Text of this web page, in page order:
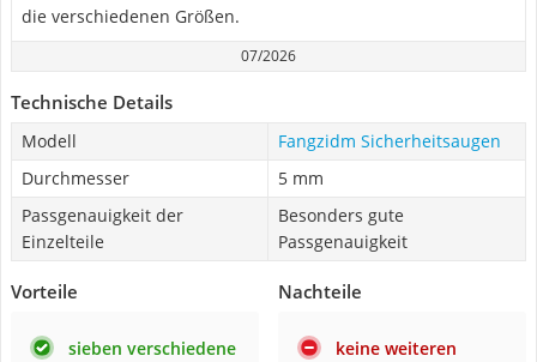
die verschiedenen Größen.
07/2026
Technische Details
Modell
Fangzidm Sicherheitsaugen
Durchmesser
5 mm
Passgenauigkeit der
Einzelteile
Besonders gute
Passgenauigkeit
Vorteile
sieben verschiedene
Nachteile
keine weiteren